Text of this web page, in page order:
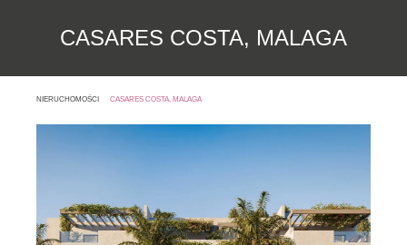
CASARES COSTA, MALAGA
NIERUCHOMOŚCI CASARES COSTA, MALAGA